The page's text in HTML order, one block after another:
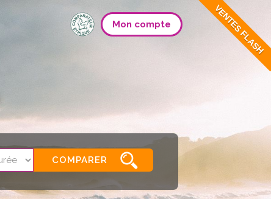
VENTES FLASH
Mon compte
COMPARER